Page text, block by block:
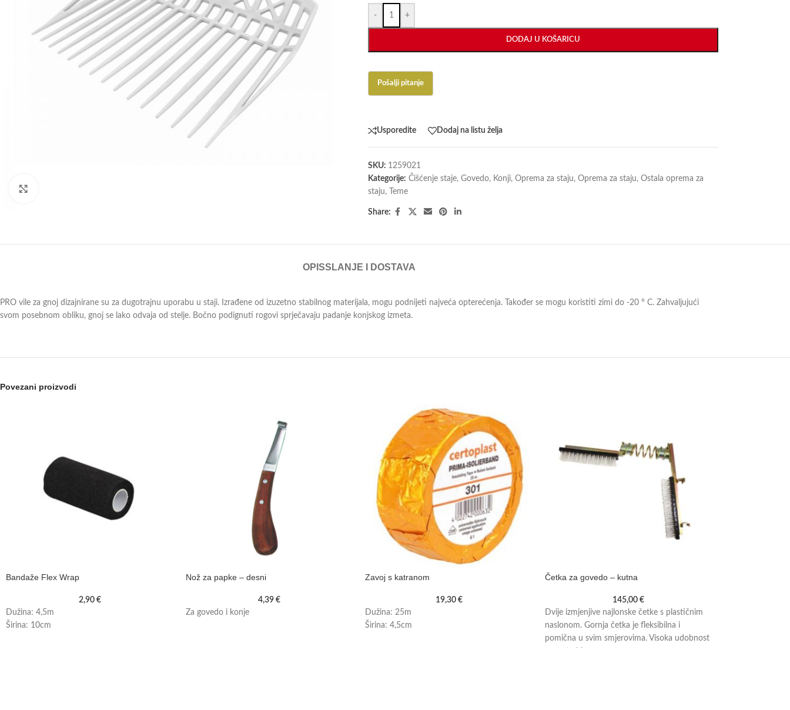
- +
DODAJ U KOŠARICU
Usporedite Dodaj na listu želja
SKU: 1259021
Kategorije: Čišćenje staje, Govedo, Konji, Oprema za staju, Oprema za staju, Ostala oprema za
staju, Teme
Share:
OPISSLANJE I DOSTAVA
PRO vile za gnoj dizajnirane su za dugotrajnu uporabu u staji. Izrađene od izuzetno stabilnog materijala, mogu podnijeti najveća opterećenja. Također se mogu koristiti zimi do -20 ° C. Zahvaljujući
svom posebnom obliku, gnoj se lako odvaja od stelje. Bočno podignuti rogovi sprječavaju padanje konjskog izmeta.
Povezani proizvodi
Bandaže Flex Wrap
2,90 €
Dužina: 4,5m
Širina: 10cm
Nož za papke – desni
4,39€
Za govedo i konje
Zavoj s katranom
19,30 €
Dužina: 25m
Širina: 4,5cm
Četka za govedo – kutna
145,00€
Dvije izmjenjive najlonske četke s plastičnim
naslonom. Gornja četka je fleksibilna i
pomična u svim smjerovima. Visoka udobnost